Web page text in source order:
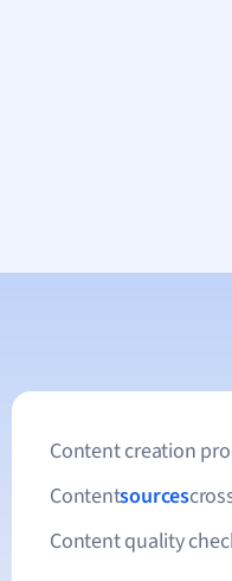
Content creation
Contentsources
Content quality